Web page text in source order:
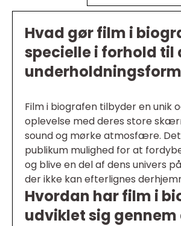
Hvad gør film i
specielle i forhold til
Film i biografen tilbyder en unik
oplevelse med deres store
sound og mørke atmosfære.
publikum mulighed for at
og blive en del af dens univers
der ikke kan efterlignes
Hvordan har film i
udviklet sig gennem